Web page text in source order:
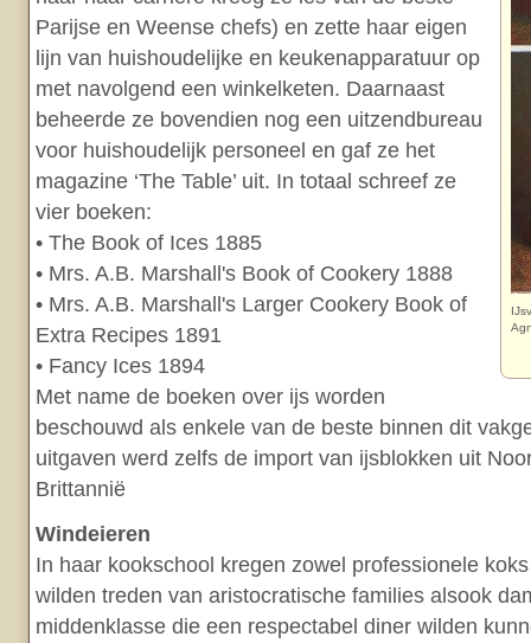
Parijse en Weense chefs) en zette haar eigen
lijn van huishoudelijke en keukenapparatuur op
met navolgend een winkelketen. Daarnaast
beheerde ze bovendien nog een uitzendbureau
voor huishoudelijk personeel en gaf ze het
magazine ‘The Table’ uit. In totaal schreef ze
vier boeken:
• The Book of Ices 1885
• Mrs. A.B. Marshall's Book of Cookery 1888
• Mrs. A.B. Marshall's Larger Cookery Book of
Extra Recipes 1891
• Fancy Ices 1894
Met name de boeken over ijs worden
beschouwd als enkele van de beste binnen dit
uitgaven werd zelfs de import van ijsblokken uit
Brittannië
Windeieren
In haar kookschool kregen zowel professionele
wilden treden van aristocratische families alsook
middenklasse die een respectabel diner wilden